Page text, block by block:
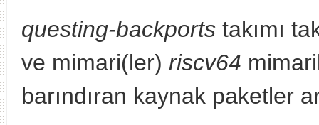
questing-backports takımı
ve mimari(ler) riscv64
barındıran kaynak paketler